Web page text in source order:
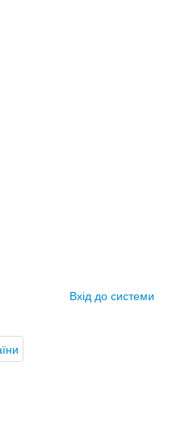
Вхід до системи